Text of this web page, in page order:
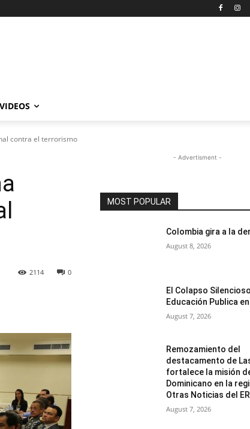
VIDEOS
contra el terrorismo
0
2114
- Advertisment -
MOST POPULAR
Colombia gira a la
August 8, 2026
El Colapso
Educación Publica en
August 7, 2026
Remozamiento del
destacamento de
fortalece la misión
Dominicano en la
Otras Noticias del
August 7, 2026